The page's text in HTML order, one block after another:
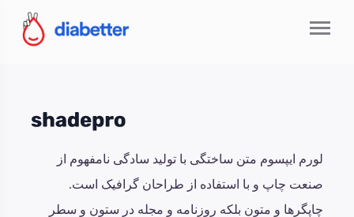
لورم ایپسوم متن ساختگی با تولید سادگی نامفهوم از
صنعت چاپ و با استفاده از طراحان گرافیک است.
چاپگرها و متون بلکه روزنامه و مجله در ستون و سطر